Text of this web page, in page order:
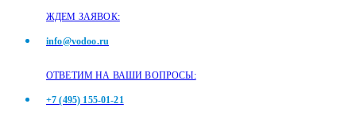
ЖДЕМ ЗАЯВОК:
info@vodoo.ru
ОТВЕТИМ НА ВАШИ ВОПРОСЫ:
+7 (495) 155-01-21